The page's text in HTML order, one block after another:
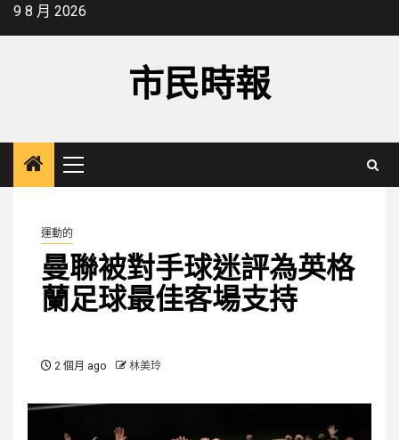
Skip9 8 月 2026
市民時報
Primary
Menu
運動的
曼聯被對手球迷評為英格
蘭足球最佳客場支持
2 個月 ago 林美玲